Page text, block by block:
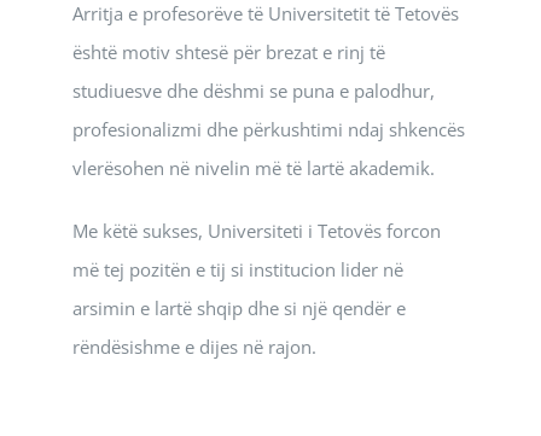
Arritja e profesorëve të Universitetit të Tetovës
është motiv shtesë për brezat e rinj të
studiuesve dhe dëshmi se puna e palodhur,
profesionalizmi dhe përkushtimi ndaj shkencës
vlerësohen në nivelin më të lartë akademik.
Me këtë sukses, Universiteti i Tetovës forcon
më tej pozitën e tij si institucion lider në
arsimin e lartë shqip dhe si një qendër e
rëndësishme e dijes në rajon.